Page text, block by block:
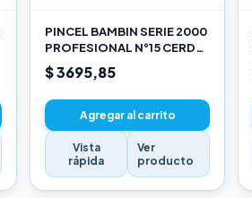
PINCEL BAMBIN SERIE 2000
PROFESIONAL N°15 CERDA
CHINA BLANCA
$ 3695,85
Agregar al carrito
Vista
rápida
Ver
producto